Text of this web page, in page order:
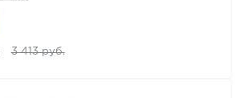
3 413 руб.